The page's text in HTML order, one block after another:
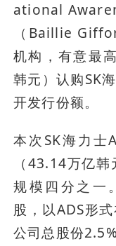
ational
（Baillie
机构，有意最
韩元）认购SK
开发行份额。
本次SK海力士
（43.14万亿
规模四分之一
股，以ADS形
公司总股份